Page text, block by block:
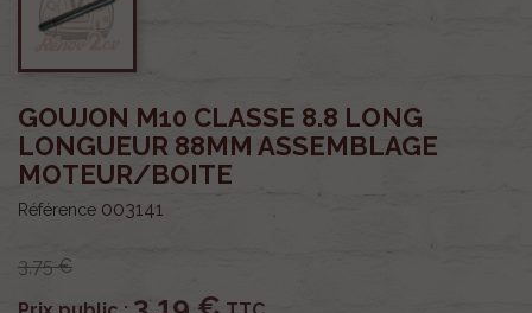
GOUJON M10 CLASSE 8.8 LONG
LONGUEUR 88MM ASSEMBLAGE
MOTEUR/BOITE
Référence 003141
3,75 €
3,19 €